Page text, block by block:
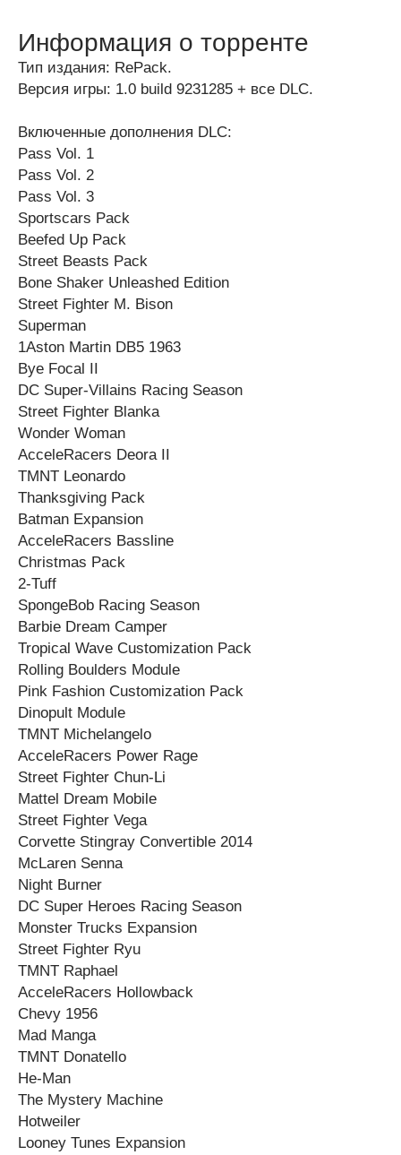
Информация о торренте
Тип издания: RePack.
Версия игры: 1.0 build 9231285 + все DLC.
Включенные дополнения DLC:
Pass Vol. 1
Pass Vol. 2
Pass Vol. 3
Sportscars Pack
Beefed Up Pack
Street Beasts Pack
Bone Shaker Unleashed Edition
Street Fighter M. Bison
Superman
1Aston Martin DB5 1963
Bye Focal II
DC Super-Villains Racing Season
Street Fighter Blanka
Wonder Woman
AcceleRacers Deora II
TMNT Leonardo
Thanksgiving Pack
Batman Expansion
AcceleRacers Bassline
Christmas Pack
2-Tuff
SpongeBob Racing Season
Barbie Dream Camper
Tropical Wave Customization Pack
Rolling Boulders Module
Pink Fashion Customization Pack
Dinopult Module
TMNT Michelangelo
AcceleRacers Power Rage
Street Fighter Chun-Li
Mattel Dream Mobile
Street Fighter Vega
Corvette Stingray Convertible 2014
McLaren Senna
Night Burner
DC Super Heroes Racing Season
Monster Trucks Expansion
Street Fighter Ryu
TMNT Raphael
AcceleRacers Hollowback
Chevy 1956
Mad Manga
TMNT Donatello
He-Man
The Mystery Machine
Hotweiler
Looney Tunes Expansion